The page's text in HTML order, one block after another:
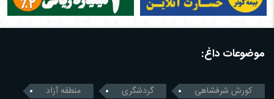
موضوعات داغ:
کورش شرفشاهی گردشگری
منطقه آزاد